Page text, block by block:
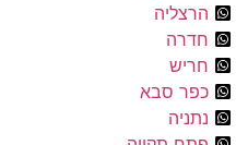
הרצליה
חדרה
חריש
כפר סבא
נתניה